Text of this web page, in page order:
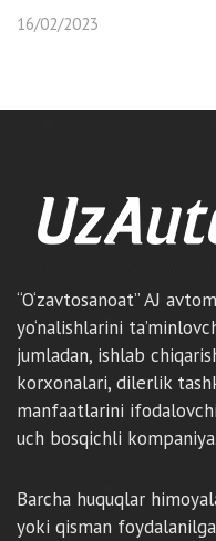
16/02/2023
“O‘zavtosanoat” AJ
yo‘nalishlarini
jumladan, ishlab
korxonalari, dilerlik
manfaatlarini
uch bosqichli kompaniya.
Barcha huquqlar
yoki qisman